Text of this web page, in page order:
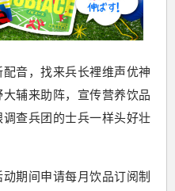
音，找来兵长裡维声优神
辅来助阵，宣传营养饮品
查兵团的士兵一样头好壮
期间申请每月饮品订阅制